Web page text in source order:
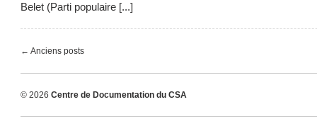
Belet (Parti populaire [...]
← Anciens posts
© 2026 Centre de Documentation du CSA